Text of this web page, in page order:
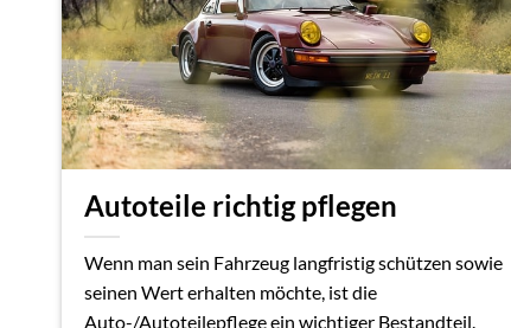
Autoteile richtig pflegen
Wenn man sein Fahrzeug langfristig schützen sowie
seinen Wert erhalten möchte, ist die
Auto-/Autoteilepflege ein wichtiger Bestandteil.